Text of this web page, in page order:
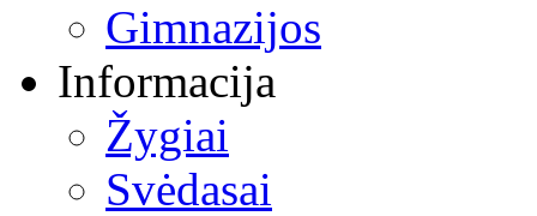
Gimnazijos
Informacija
Žygiai
Svėdasai